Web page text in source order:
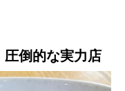
圧倒的な実力店